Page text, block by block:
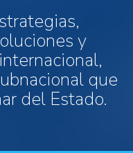
y
que
del Estado.